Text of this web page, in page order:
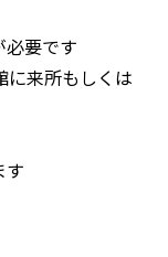
要です
来所もしくは
す